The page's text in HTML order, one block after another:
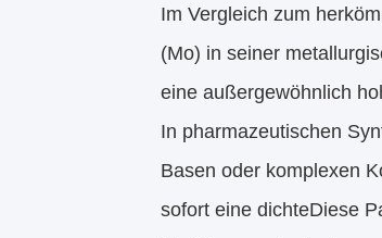
Im Vergleich zum
(Mo) in seiner
eine außergewöhnlich
In pharmazeutischen
Basen oder komplexen
sofort eine dichteDiese